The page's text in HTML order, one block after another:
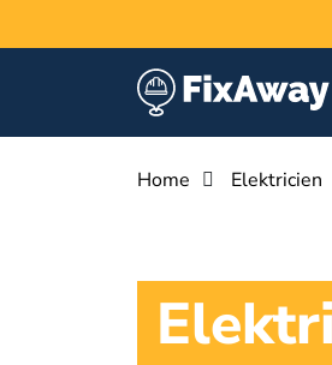
Home Elektricien